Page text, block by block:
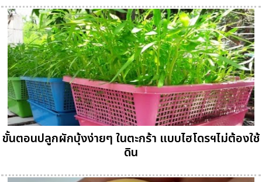
ขั้นตอนปลูกผักบุ้งง่ายๆ ในตะกร้า แบบไฮโดรฯไม่ต้องใช้
ดิน